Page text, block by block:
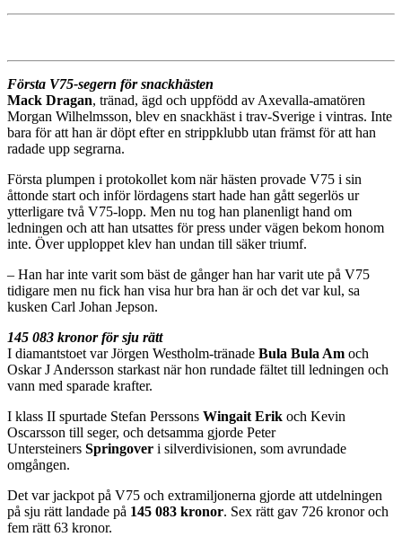
Första V75-segern för snackhästen
Mack Dragan, tränad, ägd och uppfödd av Axevalla-amatören
Morgan Wilhelmsson, blev en snackhäst i trav-Sverige i vintras. Inte
bara för att han är döpt efter en strippklubb utan främst för att han
radade upp segrarna.
Första plumpen i protokollet kom när hästen provade V75 i sin
åttonde start och inför lördagens start hade han gått segerlös ur
ytterligare två V75-lopp. Men nu tog han planenligt hand om
ledningen och att han utsattes för press under vägen bekom honom
inte. Över upploppet klev han undan till säker triumf.
– Han har inte varit som bäst de gånger han har varit ute på V75
tidigare men nu fick han visa hur bra han är och det var kul, sa
kusken Carl Johan Jepson.
145 083 kronor för sju rätt
I diamantstoet var Jörgen Westholm-tränade Bula Bula Am och
Oskar J Andersson starkast när hon rundade fältet till ledningen och
vann med sparade krafter.
I klass II spurtade Stefan Perssons Wingait Erik och Kevin
Oscarsson till seger, och detsamma gjorde Peter
Untersteiners Springover i silverdivisionen, som avrundade
omgången.
Det var jackpot på V75 och extramiljonerna gjorde att utdelningen
på sju rätt landade på 145 083 kronor. Sex rätt gav 726 kronor och
fem rätt 63 kronor.